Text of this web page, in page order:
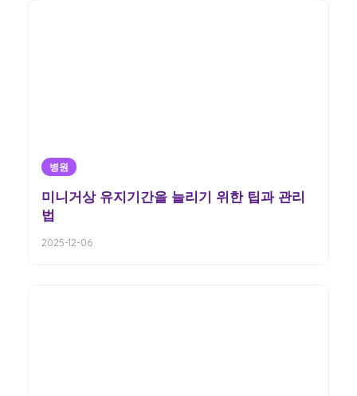
병원
미니거상 유지기간을 늘리기 위한 팁과 관리
법
2025-12-06